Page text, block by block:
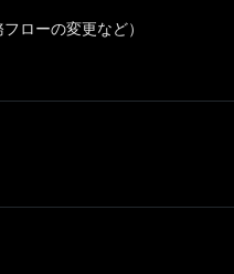
ローの変更など）